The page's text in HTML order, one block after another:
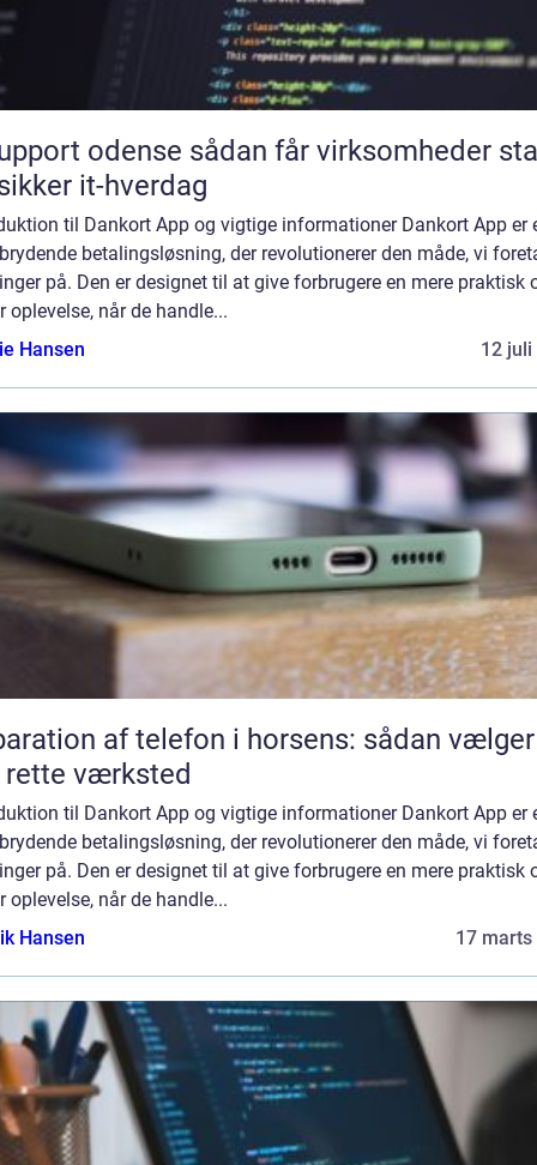
sådan får virksomheder stabil
it-hverdag
til Dankort App og vigtige informationer Dankort App er
betalingsløsning, der revolutionerer den måde, vi
på. Den er designet til at give forbrugere en mere praktisk
oplevelse, når de handle...
Hansen
12 juli
af telefon i horsens: sådan
værksted
til Dankort App og vigtige informationer Dankort App er
betalingsløsning, der revolutionerer den måde, vi
på. Den er designet til at give forbrugere en mere praktisk
oplevelse, når de handle...
Hansen
17 marts